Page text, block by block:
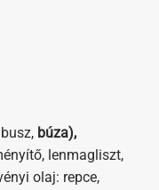
búza),
lenmagliszt,
olaj: repce,